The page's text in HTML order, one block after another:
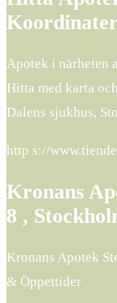
Apotek i närheten
Hitta med karta
Dalens sjukhus,
http s://
Kronans
8 ,
Kronans Apotek
& Öppettider